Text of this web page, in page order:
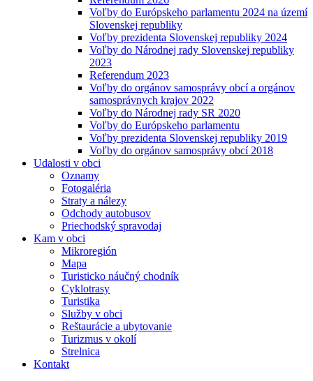
Voľby do Európskeho parlamentu 2024 na území
Slovenskej republiky
Voľby prezidenta Slovenskej republiky 2024
Voľby do Národnej rady Slovenskej republiky
2023
Referendum 2023
Voľby do orgánov samosprávy obcí a orgánov
samosprávnych krajov 2022
Voľby do Národnej rady SR 2020
Voľby do Európskeho parlamentu
Voľby prezidenta Slovenskej republiky 2019
Voľby do orgánov samosprávy obcí 2018
Udalosti v obci
Oznamy
Fotogaléria
Straty a nálezy
Odchody autobusov
Priechodský spravodaj
Kam v obci
Mikroregión
Mapa
Turisticko náučný chodník
Cyklotrasy
Turistika
Služby v obci
Reštaurácie a ubytovanie
Turizmus v okolí
Strelnica
Kontakt